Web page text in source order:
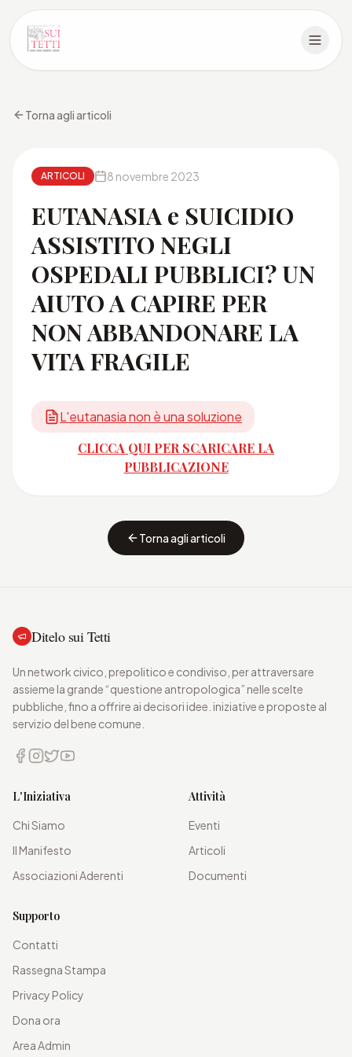
Torna agli articoli
ARTICOLI 8 novembre 2023
EUTANASIA e SUICIDIO
ASSISTITO NEGLI
OSPEDALI PUBBLICI? UN
AIUTO A CAPIRE PER
NON ABBANDONARE LA
VITA FRAGILE
L'eutanasia non è una soluzione
CLICCA QUI PER SCARICARE LA
PUBBLICAZIONE
Torna agli articoli
Ditelo sui Tetti
Un network civico, prepolitico e condiviso, per attraversare
assieme la grande “questione antropologica” nelle scelte
pubbliche, fino a offrire ai decisori idee. iniziative e proposte al
servizio del bene comune.
L'Iniziativa
Chi Siamo
Il Manifesto
Associazioni Aderenti
Attività
Eventi
Articoli
Documenti
Supporto
Contatti
Rassegna Stampa
Privacy Policy
Dona ora
Area Admin